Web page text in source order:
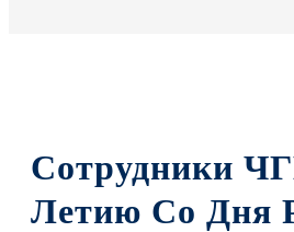
Сотрудники
Летию Со Дня